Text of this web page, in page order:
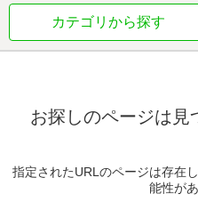
カテゴリから探す
お探しのページは見
指定されたURLのページは存在
能性が